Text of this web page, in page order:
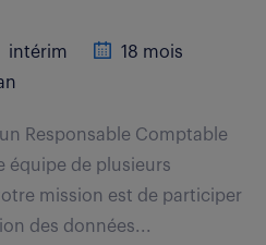
intérim
18 mois
Responsable Comptable
équipe de plusieurs
mission est de participer
des données...